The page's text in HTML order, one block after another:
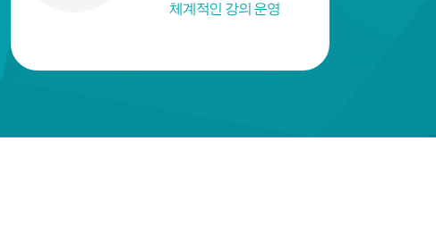
체계적인 강의 운영